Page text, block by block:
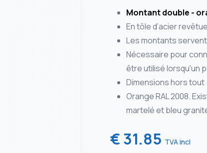
Montant double -
En tôle d’acier
Les montants
Nécessaire pour
être utilisé lorsqu'un
Dimensions hors tout :
Orange RAL 2008.
martelé et bleu
€ 31.85 TVA incl